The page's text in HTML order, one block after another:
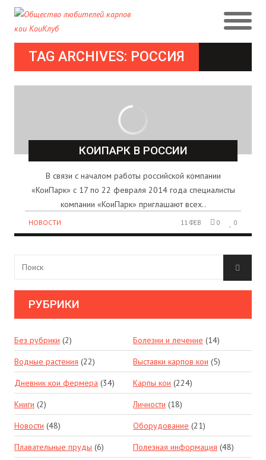
TAG ARCHIVES: РОССИЯ
КОИПАРК В РОССИИ
В связи с началом работы российской компании
«КоиПарк» с 17 по 22 февраля 2014 года специалисты
компании «КоиПарк» приглашают всех..
НОВОСТИ 11 ФЕВ 0 0
РУБРИКИ
Без рубрики (2) Болезни и лечение (14)
Водные растения (22) Выставки карпов кои (5)
Дневник кои фермера (34) Карпы кои (224)
Книги (2) Личности (18)
Новости (48) Оборудование (21)
Плавательные пруды (6) Полезная информация (48)